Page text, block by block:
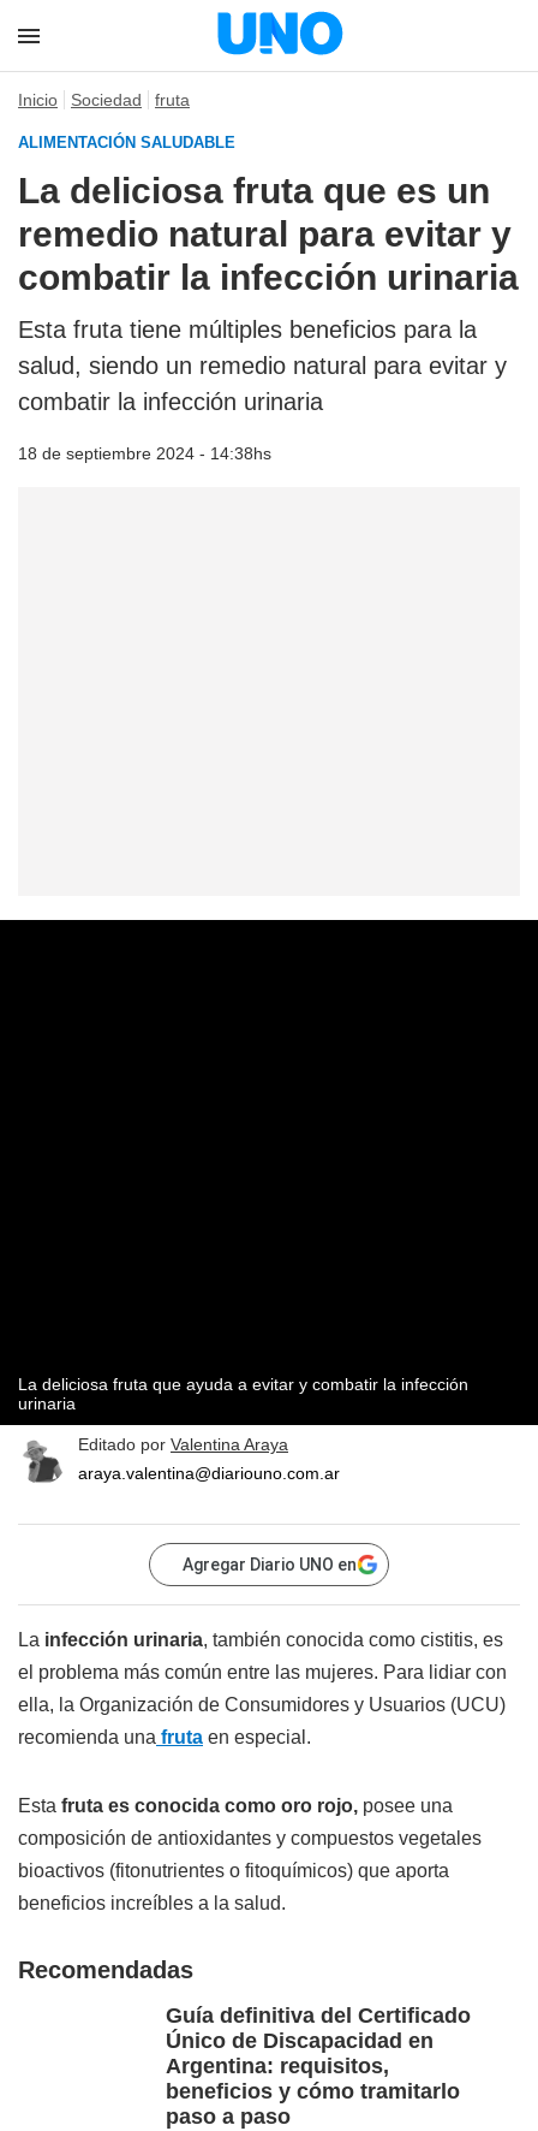
Inicio Sociedad fruta
ALIMENTACIÓN SALUDABLE
La deliciosa fruta que es un
remedio natural para evitar y
combatir la infección urinaria
Esta fruta tiene múltiples beneficios para la
salud, siendo un remedio natural para evitar y
combatir la infección urinaria
18 de septiembre 2024 - 14:38hs
La deliciosa fruta que ayuda a evitar y combatir la infección
urinaria
Editado por Valentina Araya
araya.valentina@diariouno.com.ar
Agregar Diario UNO en
La infección urinaria, también conocida como cistitis, es
el problema más común entre las mujeres. Para lidiar con
ella, la Organización de Consumidores y Usuarios (UCU)
recomienda una fruta en especial.
Esta fruta es conocida como oro rojo, posee una
composición de antioxidantes y compuestos vegetales
bioactivos (fitonutrientes o fitoquímicos) que aporta
beneficios increíbles a la salud.
Recomendadas
Guía definitiva del Certificado
Único de Discapacidad en
Argentina: requisitos,
beneficios y cómo tramitarlo
paso a paso